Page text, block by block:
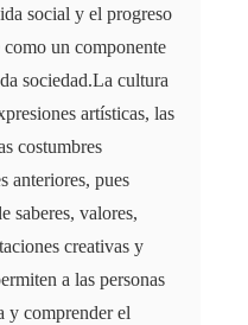
social y el progreso
un componente
sociedad.La cultura
artísticas, las
costumbres
anteriores, pues
saberes, valores,
creativas y
a las personas
y comprender el